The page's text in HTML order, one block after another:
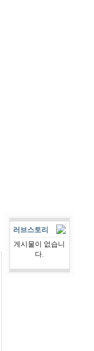
러브스토리
게시물이 없습니
다.